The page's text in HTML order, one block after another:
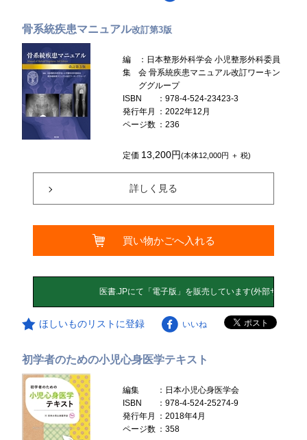
骨系統疾患マニュアル改訂第3版
編
集
：日本整形外科学会 小児整形外科委員
会 骨系統疾患マニュアル改訂ワーキン
ググループ
ISBN
：978-4-524-23423-3
発行年月
：2022年12月
ページ数 ：236
定価 13,200円(本体12,000円 ＋ 税)
詳しく見る
買い物かごへ入れる
ほしいものリストに登録 いいね
初学者のための小児心身医学テキスト
編集
：日本小児心身医学会
ISBN
：978-4-524-25274-9
発行年月
：2018年4月
ページ数 ：358